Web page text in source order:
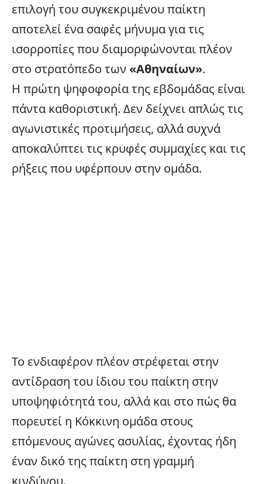
επιλογή του συγκεκριμένου παίκτη
αποτελεί ένα σαφές μήνυμα για τις
ισορροπίες που διαμορφώνονται πλέον
στο στρατόπεδο των «Αθηναίων».
Η πρώτη ψηφοφορία της εβδομάδας είναι
πάντα καθοριστική. Δεν δείχνει απλώς τις
αγωνιστικές προτιμήσεις, αλλά συχνά
αποκαλύπτει τις κρυφές συμμαχίες και τις
ρήξεις που υφέρπουν στην ομάδα.
Το ενδιαφέρον πλέον στρέφεται στην
αντίδραση του ίδιου του παίκτη στην
υποψηφιότητά του, αλλά και στο πώς θα
πορευτεί η Κόκκινη ομάδα στους
επόμενους αγώνες ασυλίας, έχοντας ήδη
έναν δικό της παίκτη στη γραμμή
κινδύνου.